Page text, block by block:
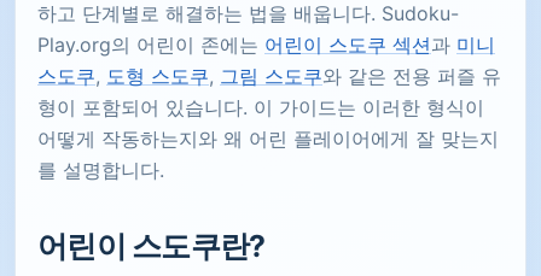
하고 단계별로 해결하는 법을 배웁니다. Sudoku-
Play.org의 어린이 존에는 어린이 스도쿠 섹션과 미니
스도쿠, 도형 스도쿠, 그림 스도쿠와 같은 전용 퍼즐 유
형이 포함되어 있습니다. 이 가이드는 이러한 형식이
어떻게 작동하는지와 왜 어린 플레이어에게 잘 맞는지
를 설명합니다.
어린이 스도쿠란?